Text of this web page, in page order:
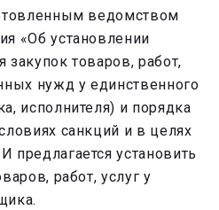
ведомством
«Об установлении
закупок товаров, работ,
нужд у единственного
исполнителя) и порядка
санкций и в целях
установить
работ, услуг у